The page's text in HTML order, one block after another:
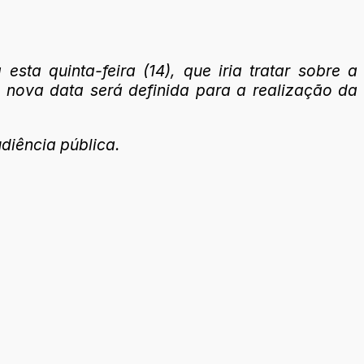
quinta-feira (14), que iria tratar sobre a
nova data será definida para a realização da
pública.